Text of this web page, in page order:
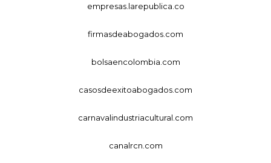
empresas.larepublica.co
firmasdeabogados.com
bolsaencolombia.com
casosdeexitoabogados.com
carnavalindustriacultural.com
canalrcn.com